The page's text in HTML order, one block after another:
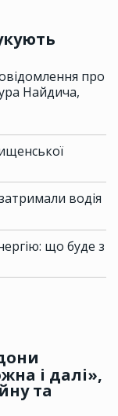
про
Найдича,
водія
що буде з
і далі»,
та